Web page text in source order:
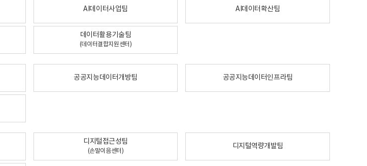
AI데이터사업팀 AI데이터확산팀
데이터활용기술팀
(데이터결합지원센터)
공공지능데이터개방팀 공공지능데이터인프라팀
디지털접근성팀
(손말이음센터)
디지털역량개발팀